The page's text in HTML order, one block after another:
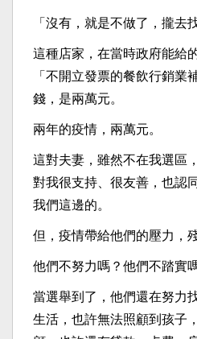
「沒有，就是不做了，攏去
這種店家，在當時政府能給
「不開立發票的餐飲行銷業
錢，是兩萬元。
兩年的疫情，兩萬元。
這對夫妻，雖然不在我選區
對我很支持、很友善，也認
我們這邊的。
但，疫情帶給他們的壓力，
他們不努力嗎？他們不踏實
當選舉到了，他們還在努力
生活，也許無法照顧到孩子